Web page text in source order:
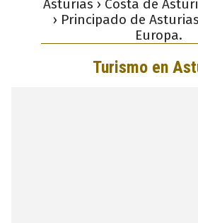
Asturias › Costa de
› Principado de
Europa.